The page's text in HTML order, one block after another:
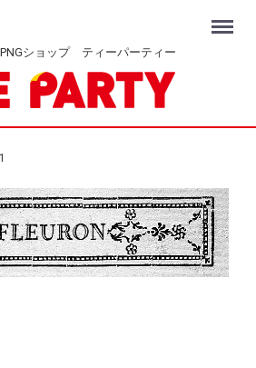
ショップ ティーパーティー
Menu